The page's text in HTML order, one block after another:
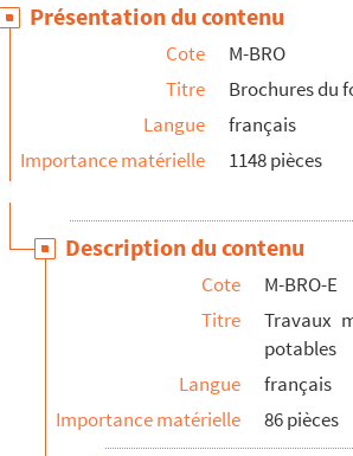
Présentation du contenu
Cote
M-BRO
Titre
Brochures du
Langue
français
Importance matérielle
1148 pièces
Description du contenu
Cote
M-BRO-E
Titre
Travaux
potables
Langue
français
Importance matérielle
86 pièces